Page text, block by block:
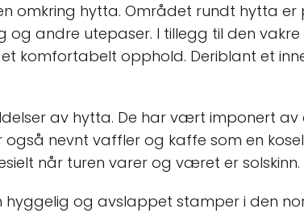
omkring hytta. Området rundt hytta
andre utepaser. I tillegg til den vakre
komfortabelt opphold. Deriblant et
av hytta. De har vært imponert
også nevnt vaffler og kaffe som en
når turen varer og været er solskinn.
og avslappet stamper i den